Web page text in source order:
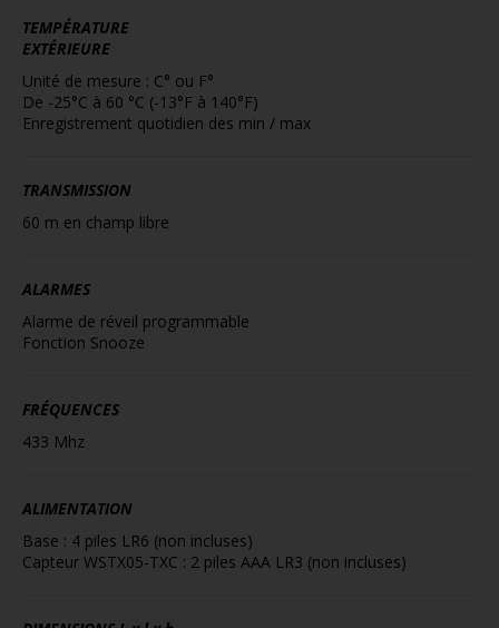
TEMPÉRATURE
EXTÉRIEURE
Unité de mesure : C° ou F°
De -25°C à 60 °C (-13°F à 140°F)
Enregistrement quotidien des min / max
TRANSMISSION
60 m en champ libre
ALARMES
Alarme de réveil programmable
Fonction Snooze
FRÉQUENCES
433 Mhz
ALIMENTATION
Base : 4 piles LR6 (non incluses)
Capteur WSTX05-TXC : 2 piles AAA LR3 (non incluses)